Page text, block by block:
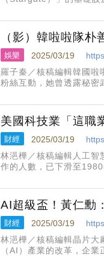
（影）韓啦啦隊
娛樂 2025/03/19
羅子秦／核稿編輯韓國啦
粉絲互動，她曾透露秘密
灣就讀語言學校，
美國科技業「這職
財經 2025/03/19
林浥樺／核稿編輯人工智
作的人數，已下滑至
年代
AI超級盃！黃仁勳
財經 2025/03/19
林浥樺／核稿編輯晶片大
（AI）產業的改革，企